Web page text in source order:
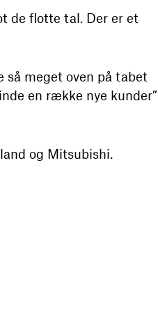
de flotte tal. Der er et
så meget oven på tabet
en række nye kunder”
og Mitsubishi.